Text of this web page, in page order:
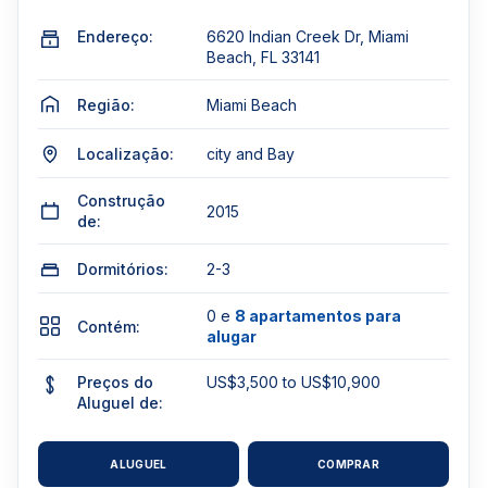
Endereço:
6620 Indian Creek Dr, Miami
Beach, FL 33141
Região: Miami Beach
Localização: city and Bay
Construção
de:
2015
Dormitórios: 2-3
Contém:
0 e 8 apartamentos para
alugar
Preços do
Aluguel de:
US$3,500 to US$10,900
ALUGUEL COMPRAR